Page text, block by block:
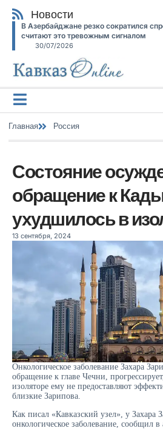
Новости
В Азербайджане резко сократился
считают это тревожным сигналом
30/07/2026
Главная Россия
Состояние
обращение к
ухудшилось в
13 сентября, 2024
Онкологическое заболевание Захара
обращение к главе Чечни,
изоляторе ему не предоставляют
близкие Зарипова.
Как писал «Кавказский узел», у Захара
онкологическое заболевание, сообщил в